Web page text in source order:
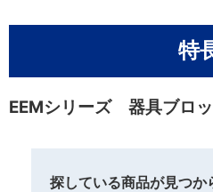
特
EEMシリーズ 器具ブロ
探している商品が見つか